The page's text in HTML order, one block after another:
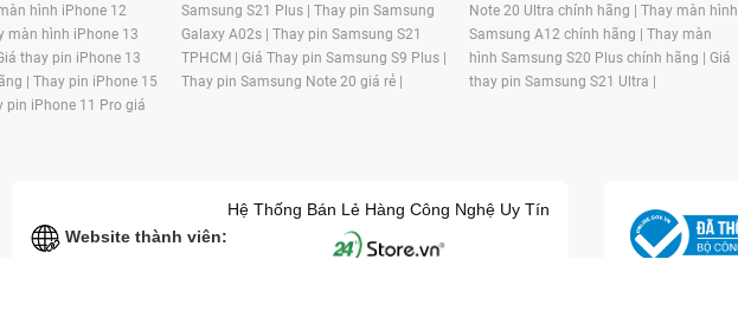
hình iPhone 12
màn hình iPhone 13
thay pin iPhone 13
| Thay pin iPhone 15
pin iPhone 11 Pro giá
Samsung S21 Plus | Thay pin Samsung
Galaxy A02s | Thay pin Samsung S21
TPHCM | Giá Thay pin Samsung S9 Plus |
Thay pin Samsung Note 20 giá rẻ |
Note 20 Ultra chính hãng | Thay màn hình
Samsung A12 chính hãng | Thay màn
hình Samsung S20 Plus chính hãng | Giá
thay pin Samsung S21 Ultra |
Website thành viên:
Hệ Thống Bán Lẻ Hàng Công Nghệ Uy Tín